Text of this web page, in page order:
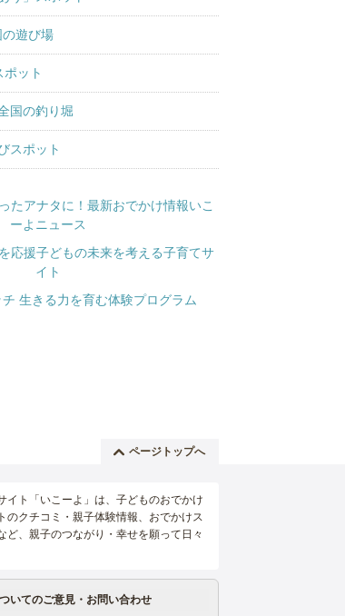
遊び場
ット
国の釣り堀
スポット
ページトップへ
イト「いこーよ」は、子どものおでかけ
のクチコミ・親子体験情報、おでかけス
ど、親子のつながり・幸せを願って日々
いてのご意見・お問い合わせ